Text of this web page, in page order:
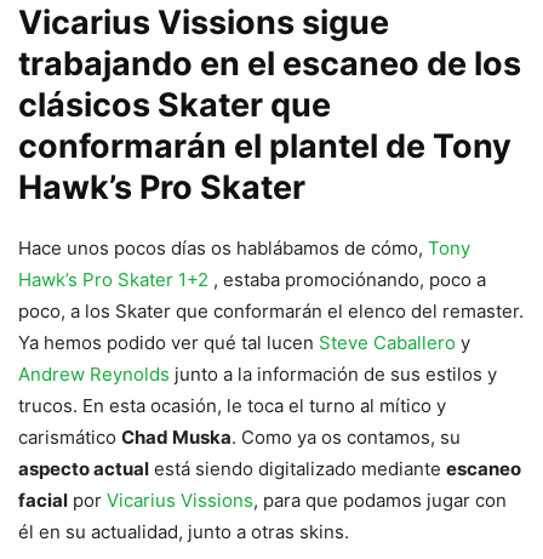
Vicarius Vissions sigue
trabajando en el escaneo de los
clásicos Skater que
conformarán el plantel de Tony
Hawk’s Pro Skater
Hace unos pocos días os hablábamos de cómo, Tony
Hawk’s Pro Skater 1+2 , estaba promociónando, poco a
poco, a los Skater que conformarán el elenco del remaster.
Ya hemos podido ver qué tal lucen Steve Caballero y
Andrew Reynolds junto a la información de sus estilos y
trucos. En esta ocasión, le toca el turno al mítico y
carismático Chad Muska. Como ya os contamos, su
aspecto actual está siendo digitalizado mediante escaneo
facial por Vicarius Vissions, para que podamos jugar con
él en su actualidad, junto a otras skins.